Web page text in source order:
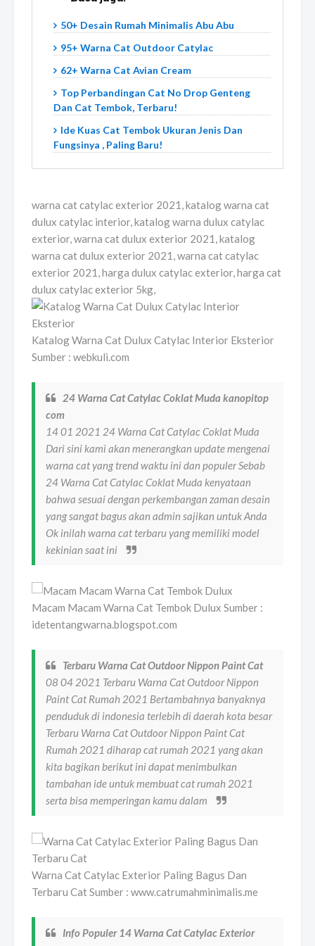
50+ Desain Rumah Minimalis Abu Abu
95+ Warna Cat Outdoor Catylac
62+ Warna Cat Avian Cream
Top Perbandingan Cat No Drop Genteng
Dan Cat Tembok, Terbaru!
Ide Kuas Cat Tembok Ukuran Jenis Dan
Fungsinya , Paling Baru!
warna cat catylac exterior 2021, katalog warna cat
dulux catylac interior, katalog warna dulux catylac
exterior, warna cat dulux exterior 2021, katalog
warna cat dulux exterior 2021, warna cat catylac
exterior 2021, harga dulux catylac exterior, harga cat
dulux catylac exterior 5kg,
Katalog Warna Cat Dulux Catylac Interior Eksterior
Sumber : webkuli.com
24 Warna Cat Catylac Coklat Muda kanopitop
com
14 01 2021 24 Warna Cat Catylac Coklat Muda
Dari sini kami akan menerangkan update mengenai
warna cat yang trend waktu ini dan populer Sebab
24 Warna Cat Catylac Coklat Muda kenyataan
bahwa sesuai dengan perkembangan zaman desain
yang sangat bagus akan admin sajikan untuk Anda
Ok inilah warna cat terbaru yang memiliki model
kekinian saat ini
Macam Macam Warna Cat Tembok Dulux Sumber :
idetentangwarna.blogspot.com
Terbaru Warna Cat Outdoor Nippon Paint Cat
08 04 2021 Terbaru Warna Cat Outdoor Nippon
Paint Cat Rumah 2021 Bertambahnya banyaknya
penduduk di indonesia terlebih di daerah kota besar
Terbaru Warna Cat Outdoor Nippon Paint Cat
Rumah 2021 diharap cat rumah 2021 yang akan
kita bagikan berikut ini dapat menimbulkan
tambahan ide untuk membuat cat rumah 2021
serta bisa memperingan kamu dalam
Warna Cat Catylac Exterior Paling Bagus Dan
Terbaru Cat Sumber : www.catrumahminimalis.me
Info Populer 14 Warna Cat Catylac Exterior